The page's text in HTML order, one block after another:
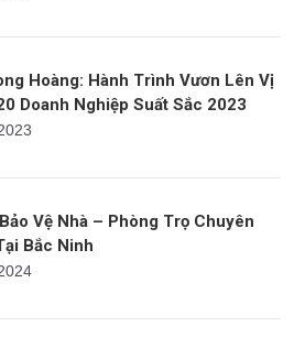
Hoàng: Hành Trình Vươn Lên Vị
Doanh Nghiệp Suất Sắc 2023
Vệ Nhà – Phòng Trọ Chuyên
Bắc Ninh